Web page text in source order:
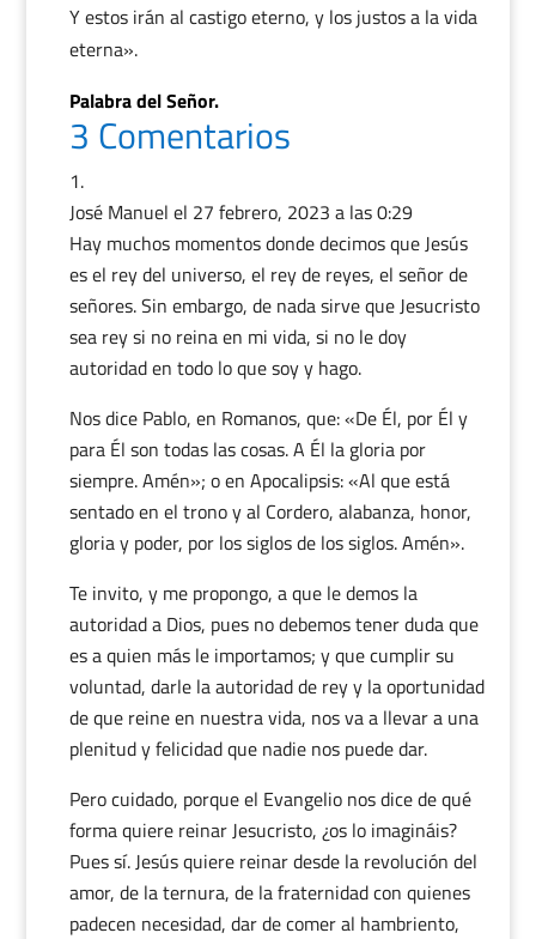
Y estos irán al castigo eterno, y los justos a la vida
eterna».
Palabra del Señor.
3 Comentarios
José Manuel el 27 febrero, 2023 a las 0:29
Hay muchos momentos donde decimos que Jesús
es el rey del universo, el rey de reyes, el señor de
señores. Sin embargo, de nada sirve que Jesucristo
sea rey si no reina en mi vida, si no le doy
autoridad en todo lo que soy y hago.
Nos dice Pablo, en Romanos, que: «De Él, por Él y
para Él son todas las cosas. A Él la gloria por
siempre. Amén»; o en Apocalipsis: «Al que está
sentado en el trono y al Cordero, alabanza, honor,
gloria y poder, por los siglos de los siglos. Amén».
Te invito, y me propongo, a que le demos la
autoridad a Dios, pues no debemos tener duda que
es a quien más le importamos; y que cumplir su
voluntad, darle la autoridad de rey y la oportunidad
de que reine en nuestra vida, nos va a llevar a una
plenitud y felicidad que nadie nos puede dar.
Pero cuidado, porque el Evangelio nos dice de qué
forma quiere reinar Jesucristo, ¿os lo imagináis?
Pues sí. Jesús quiere reinar desde la revolución del
amor, de la ternura, de la fraternidad con quienes
padecen necesidad, dar de comer al hambriento,